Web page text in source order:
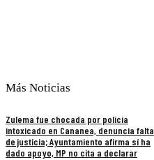
Más Noticias
Zulema fue chocada por policía
intoxicado en Cananea, denuncia falta
de justicia; Ayuntamiento afirma sí ha
dado apoyo, MP no cita a declarar